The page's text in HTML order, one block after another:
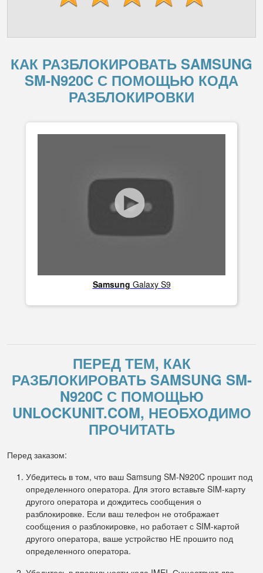
КАК РАЗБЛОКИРОВАТЬ SAMSUNG
SM-N920C С ПОМОЩЬЮ КОДА
РАЗБЛОКИРОВКИ
Samsung Galaxy S9
ПЕРЕД ТЕМ, КАК
РАЗБЛОКИРОВАТЬ SAMSUNG SM-
N920C С ПОМОЩЬЮ
UNLOCKUNIT.COM, НЕОБХОДИМО
ПРОЧИТАТЬ
Перед заказом:
Убедитесь в том, что ваш Samsung SM-N920C прошит под
определенного оператора. Для этого вставьте SIM-карту
другого оператора и дождитесь сообщения о
разблокировке. Если ваш телефон не отображает
сообщения о разблокировке, но работает с SIM-картой
другого оператора, ваше устройство НЕ прошито под
определенного оператора.